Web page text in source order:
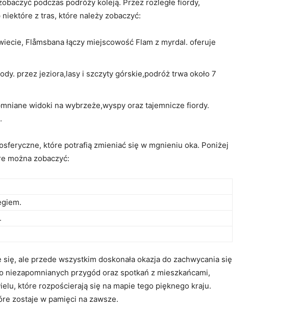
podczas podróży koleją. Przez rozległe fiordy,
z tras, które należy zobaczyć:
Flåmsbana łączy miejscowość Flam z myrdal. oferuje
przez jeziora,lasy i szczyty górskie,podróż trwa około 7
widoki na wybrzeże,wyspy oraz tajemnicze fiordy.
które potrafią zmieniać się w mgnieniu oka. Poniżej
można zobaczyć:
ale przede wszystkim doskonała okazja do zachwycania się
przygód oraz spotkań z mieszkańcami,
które rozpościerają się na mapie tego pięknego kraju.
zostaje w pamięci na zawsze.